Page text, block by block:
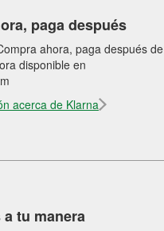
paga después
ahora, paga después de
disponible en
acerca de Klarna
tu manera